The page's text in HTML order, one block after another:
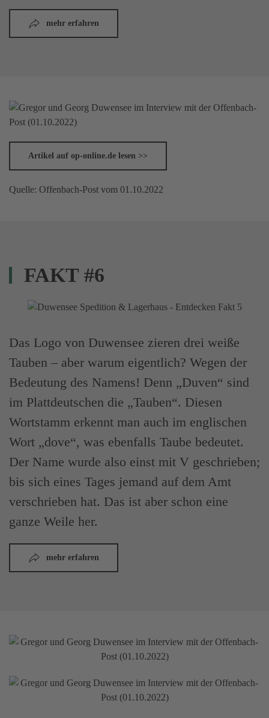
mehr erfahren
Artikel auf op-online.de lesen >>
Quelle: Offenbach-Post vom 01.10.2022
FAKT #6
Das Logo von Duwensee zieren drei weiße
Tauben – aber warum eigentlich? Wegen der
Bedeutung des Namens! Denn „Duven“ sind
im Plattdeutschen die „Tauben“. Diesen
Wortstamm erkennt man auch im englischen
Wort „dove“, was ebenfalls Taube bedeutet.
Der Name wurde also einst mit V geschrieben;
bis sich eines Tages jemand auf dem Amt
verschrieben hat. Das ist aber schon eine
ganze Weile her.
mehr erfahren